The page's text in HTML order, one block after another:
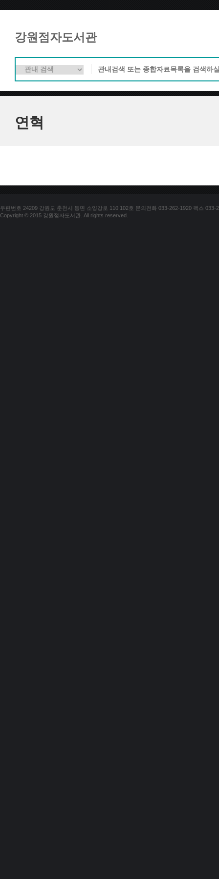
강원점자도서관
연혁
우편번호 24209 강원도 춘천시 동면 소양강로 110 102호 문의전화 033-262-1920 팩스 033-
Copyright © 2015 강원점자도서관. All rights reserved.